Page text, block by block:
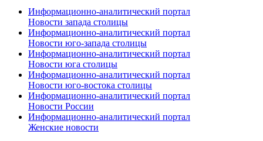
Информационно-аналитический портал
Новости запада столицы
Информационно-аналитический портал
Новости юго-запада столицы
Информационно-аналитический портал
Новости юга столицы
Информационно-аналитический портал
Новости юго-востока столицы
Информационно-аналитический портал
Новости России
Информационно-аналитический портал
Женские новости